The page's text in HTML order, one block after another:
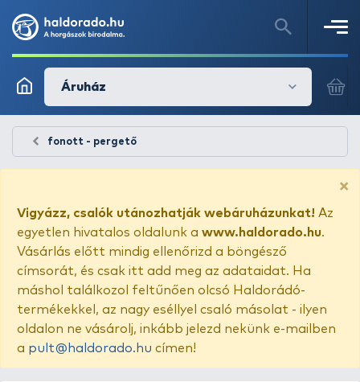
Áruház
fonott - pergető
×
Vigyázz, csalók utánozhatják webáruházunkat! Az
egyetlen hivatalos oldalunk a www.haldorado.hu.
Vásárlás előtt mindig ellenőrizd a böngésző
címsorát, és csak itt add meg az adataidat. Ha
máshol találkozol feltűnően olcsó Haldorádó-
termékekkel, az nagy eséllyel csaló másolat - ilyen
oldalon ne vásárolj, inkább jelezd nekünk e-mailben
a pult@haldorado.hu címen!